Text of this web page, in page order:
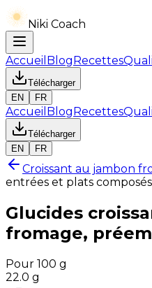
Niki Coach
Accueil BlogRecettes
Télécharger
EN
FR
Accueil BlogRecettes
Télécharger
EN
FR
Croissant au jambon
entrées et plats composés
Glucides
fromage,
Pour 100 g
22.0 g